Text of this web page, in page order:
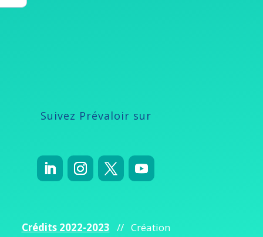
Suivez Prévaloir sur
Crédits 2022-2023 // Création